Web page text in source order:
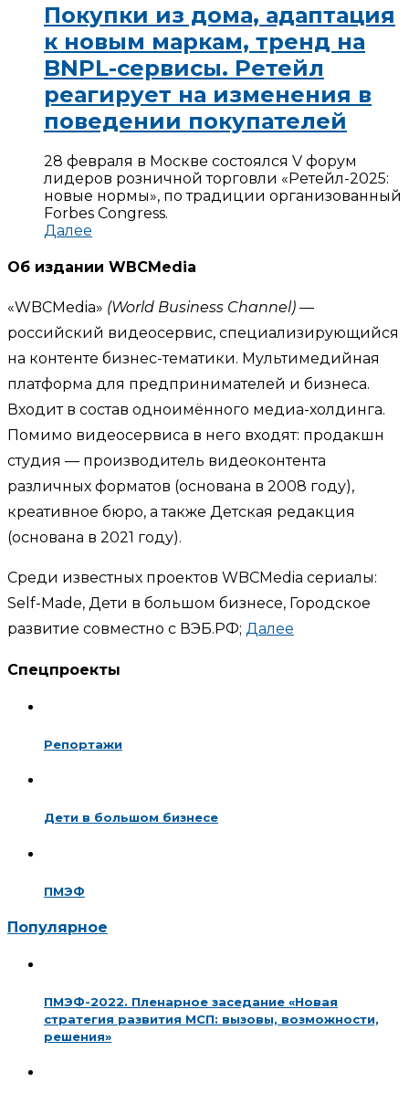
Покупки из дома, адаптация
к новым маркам, тренд на
BNPL-сервисы. Ретейл
реагирует на изменения в
поведении покупателей
28 февраля в Москве состоялся V форум
лидеров розничной торговли «Ретейл-2025:
новые нормы», по традиции организованный
Forbes Congress.
Далее
Об издании WBCMedia
«WBCMedia» (World Business Channel) —
российский видеосервис, специализирующийся
на контенте бизнес-тематики. Мультимедийная
платформа для предпринимателей и бизнеса.
Входит в состав одноимённого медиа-холдинга.
Помимо видеосервиса в него входят: продакшн
студия — производитель видеоконтента
различных форматов (основана в 2008 году),
креативное бюро, а также Детская редакция
(основана в 2021 году).
Среди известных проектов WBCMedia сериалы:
Self-Made, Дети в большом бизнесе, Городское
развитие совместно с ВЭБ.РФ; Далее
Спецпроекты
Репортажи
Дети в большом бизнесе
ПМЭФ
Популярное
ПМЭФ-2022. Пленарное заседание «Новая
стратегия развития МСП: вызовы, возможности,
решения»